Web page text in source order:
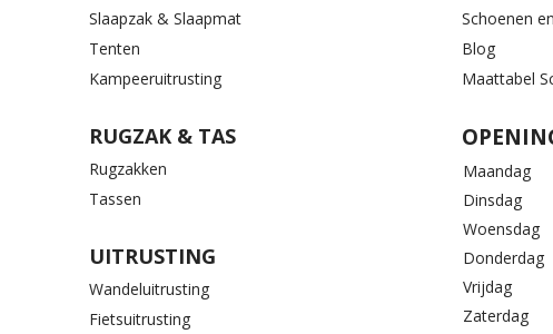
Slaapzak & Slaapmat
Tenten
Kampeeruitrusting
RUGZAK & TAS
Rugzakken
Tassen
UITRUSTING
Wandeluitrusting
Fietsuitrusting
Schoenen
Blog
Maattabel
Maandag
Dinsdag
Woensdag
Donderdag
Vrijdag
Zaterdag